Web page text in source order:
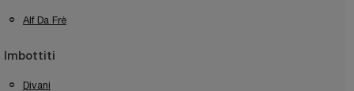
Alf Da Frè
Imbottiti
Divani